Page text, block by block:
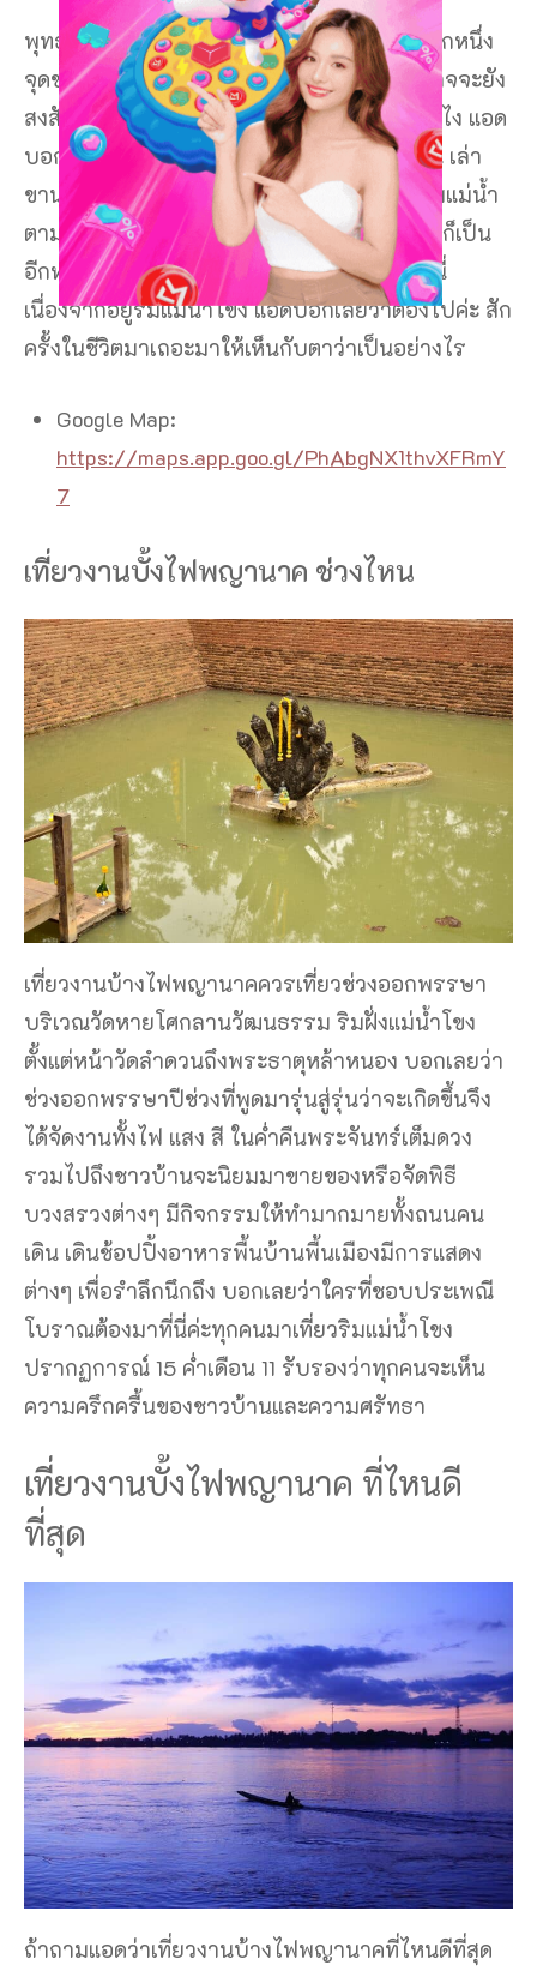
พุทธอุทยานนานาชาติ จังหวัดหนองคาย เป็นอีกหนึ่ง
จุดชมบั้งไฟที่ใกล้ ที่เที่ยวบึงกาฬ หลายๆ คนอาจจะยัง
สงสัยว่า บั้งไฟพญานาคคือ อะไร เกิดขึ้นมายังไง แอด
บอกเลยค่ะว่าเป็นความเชื่อส่วนบุคคลมีตำนาน เล่า
ขานกันมาจากรุ่นสู่รุ่น ลูกไฟที่เกิดอีกฝั่งของริมแม่น้ำ
ตามความเชื่อของคนสมัยก่อน ซึ่งพุทธอุทยาน ก็เป็น
อีกหนึ่งสถานที่ ที่ชาวบ้านนิยมไปดูบั้งไฟกันที่นี่
เนื่องจากอยู่ริมแม่น้ำโขง แอดบอกเลยว่าต้องไปค่ะ สัก
ครั้งในชีวิตมาเถอะมาให้เห็นกับตาว่าเป็นอย่างไร
Google Map:
https://maps.app.goo.gl/PhAbgNX1thvXFRmY
7
เที่ยวงานบั้งไฟพญานาค ช่วงไหน
เที่ยวงานบ้างไฟพญานาคควรเที่ยวช่วงออกพรรษา
บริเวณวัดหายโศกลานวัฒนธรรม ริมฝั่งแม่น้ำโขง
ตั้งแต่หน้าวัดลำดวนถึงพระธาตุหล้าหนอง บอกเลยว่า
ช่วงออกพรรษาปีช่วงที่พูดมารุ่นสู่รุ่นว่าจะเกิดขึ้นจึง
ได้จัดงานทั้งไฟ แสง สี ในค่ำคืนพระจันทร์เต็มดวง
รวมไปถึงชาวบ้านจะนิยมมาขายของหรือจัดพิธี
บวงสรวงต่างๆ มีกิจกรรมให้ทำมากมายทั้งถนนคน
เดิน เดินช้อปปิ้งอาหารพื้นบ้านพื้นเมืองมีการแสดง
ต่างๆ เพื่อรำลึกนึกถึง บอกเลยว่าใครที่ชอบประเพณี
โบราณต้องมาที่นี่ค่ะทุกคนมาเที่ยวริมแม่น้ำโขง
ปรากฏการณ์ 15 ค่ำเดือน 11 รับรองว่าทุกคนจะเห็น
ความครึกครื้นของชาวบ้านและความศรัทธา
เที่ยวงานบั้งไฟพญานาค ที่ไหนดี
ที่สุด
ถ้าถามแอดว่าเที่ยวงานบ้างไฟพญานาคที่ไหนดีที่สุด